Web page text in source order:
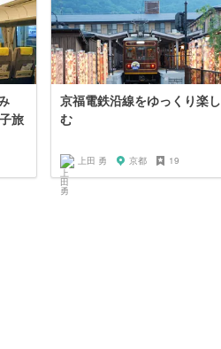
旅
京福電鉄沿線をゆっくり楽し
む
上田 勇 京都 19